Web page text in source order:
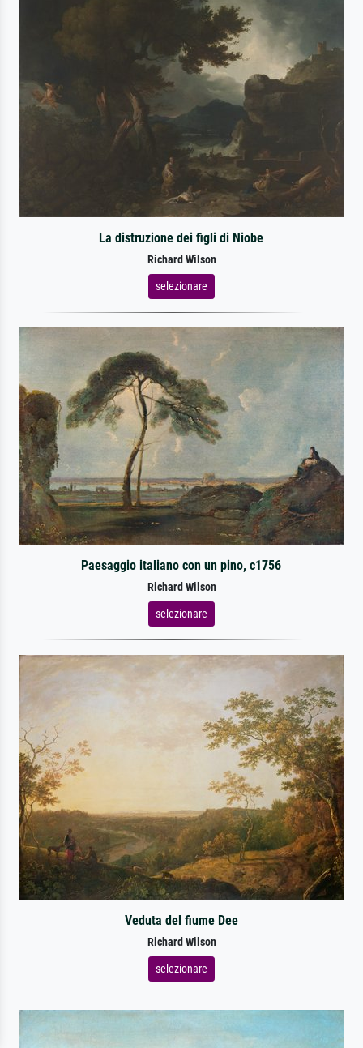
La distruzione dei figli di Niobe
Richard Wilson
selezionare
Paesaggio italiano con un pino, c1756
Richard Wilson
selezionare
Veduta del fiume Dee
Richard Wilson
selezionare